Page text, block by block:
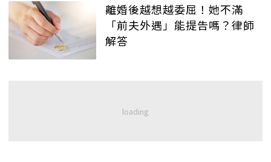
離婚後越想越委屈！她不滿
「前夫外遇」能提告嗎？律師
解答